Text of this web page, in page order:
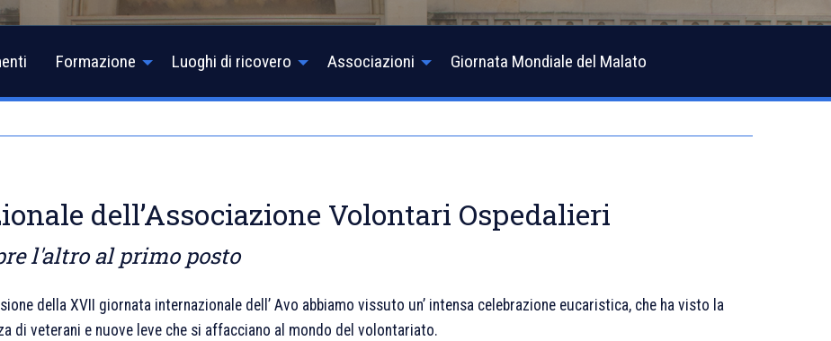
Formazione Luoghi di ricovero Associazioni Giornata Mondiale del Malato
dell’Associazione Volontari Ospedalieri
l'altro al primo posto
della XVII giornata internazionale dell’ Avo abbiamo vissuto un’ intensa celebrazione eucaristica, che ha visto la
di veterani e nuove leve che si affacciano al mondo del volontariato.